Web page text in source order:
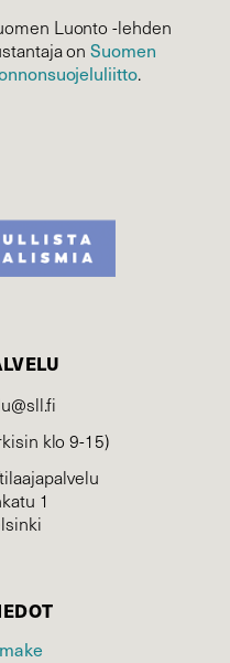
Luonto -lehden
onSuomen
.
klo 9-15)
1